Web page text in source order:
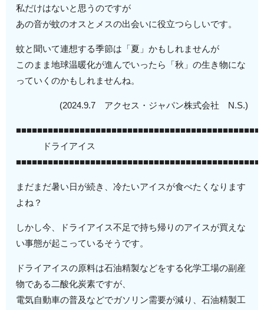
私だけはないと思うのですが
あの音が蚊のオスとメスの出会いに役立つらしいです。
蚊と聞いて連想する季節は「夏」かもしれませんが
このまま地球温暖化が進んでいったら「秋」の生き物にな
っていくのかもしれませんね。
(2024.9.7 アクセス・ジャパン株式会社 N.S.)
■■■■■■■■■■■■■■■■■■■■■■■■■■■■■■■■■■■■■■■■■■■■■■
ドライアイス
■■■■■■■■■■■■■■■■■■■■■■■■■■■■■■■■■■■■■■■■■■■■■■
まだまだ暑い日が続き、冷たいアイスが食べたくなります
よね？
しかし今、ドライアイス不足で持ち帰りのアイスが買えな
い事態が起こっているそうです。
ドライアイスの原料は石油精製などをする化学工場の副産
物である二酸化炭素ですが、
電気自動車の普及などでガソリン需要が減り、石油精製工